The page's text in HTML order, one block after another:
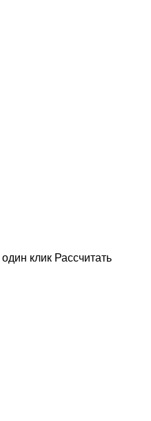
один клик Рассчитать